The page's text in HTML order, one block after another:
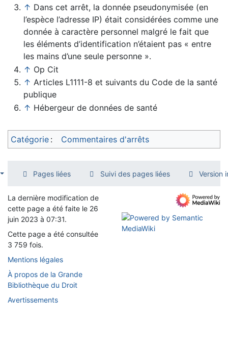
↑ Dans cet arrêt, la donnée pseudonymisée (en
l’espèce l’adresse IP) était considérées comme une
donnée à caractère personnel malgré le fait que
les éléments d’identification n’étaient pas « entre
les mains d’une seule personne ».
↑ Op Cit
↑ Articles L1111-8 et suivants du Code de la santé
publique
↑ Hébergeur de données de santé
Catégorie : Commentaires d'arrêts
Pages liées Suivi des pages liées Version
La dernière modification de
cette page a été faite le 26
juin 2023 à 07:31.
Cette page a été consultée
3 759 fois.
Mentions légales
À propos de la Grande
Bibliothèque du Droit
Avertissements